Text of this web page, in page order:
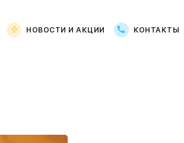
НОВОСТИ И АКЦИИ КОНТАКТЫ